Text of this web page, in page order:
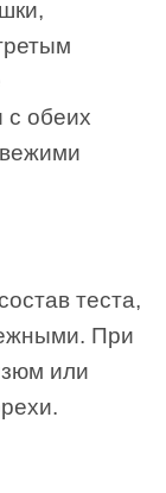
с обеих
теста,
При
или